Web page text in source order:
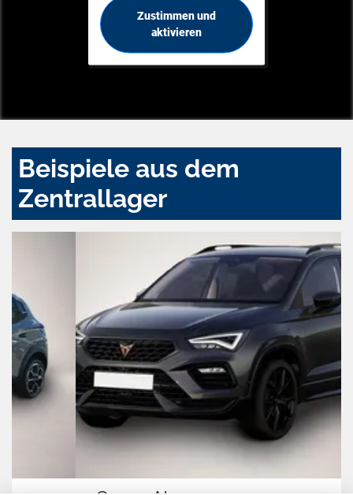
Zustimmen und
aktivieren
Beispiele aus dem
Zentrallager